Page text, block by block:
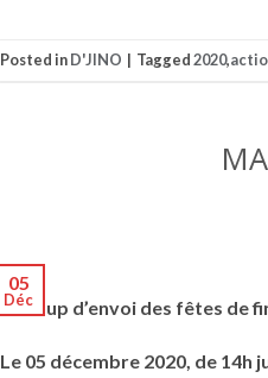
Posted inD'JINO | Tagged2020,
05
Déc
Le coup d’envoi des fêtes de
Le 05 décembre 2020, de